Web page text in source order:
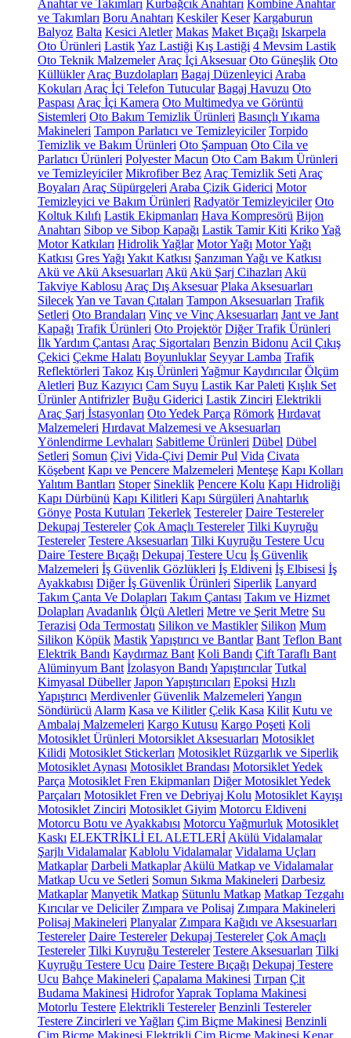
Anahtar ve Takımları Kurbağcık Anahtarı Kombine Anahtar
ve Takımları Boru Anahtarı Keskiler Keser Kargaburun
Balyoz Balta Kesici Aletler Makas Maket Bıçağı Iskarpela
Oto Ürünleri LastikYaz Lastiği Kış Lastiği 4 Mevsim Lastik
Oto Teknik Malzemeler Araç İçi Aksesuar Oto Güneşlik Oto
Küllükler Araç Buzdolapları Bagaj Düzenleyici Araba
Kokuları Araç İçi Telefon Tutucular Bagaj Havuzu Oto
Paspası Araç İçi Kamera Oto Multimedya ve Görüntü
Sistemleri Oto Bakım Temizlik Ürünleri Basınçlı Yıkama
Makineleri Tampon Parlatıcı ve Temizleyiciler Torpido
Temizlik ve Bakım Ürünleri Oto Şampuan Oto Cila ve
Parlatıcı Ürünleri Polyester Macun Oto Cam Bakım Ürünleri
ve Temizleyiciler Mikrofiber Bez Araç Temizlik Seti Araç
Boyaları Araç Süpürgeleri Araba Çizik Giderici Motor
Temizleyici ve Bakım Ürünleri Radyatör Temizleyiciler Oto
Koltuk Kılıfı Lastik Ekipmanları Hava Kompresörü Bijon
Anahtarı Sibop ve Sibop Kapağı Lastik Tamir Kiti KrikoYağ
Motor Katkıları Hidrolik Yağlar Motor Yağı Motor Yağı
Katkısı Gres Yağı Yakıt Katkısı Şanzıman Yağı ve Katkısı
Akü ve Akü Aksesuarları Akü Akü Şarj Cihazları Akü
Takviye Kablosu Araç Dış Aksesuar Plaka Aksesuarları
SilecekYan ve Tavan Çıtaları Tampon Aksesuarları Trafik
Setleri Oto Brandaları Vinç ve Vinç Aksesuarları Jant ve Jant
Kapağı Trafik Ürünleri Oto Projektör Diğer Trafik Ürünleri
İlk Yardım Çantası Araç Sigortaları Benzin Bidonu Acil Çıkış
Çekici Çekme Halatı Boyunluklar Seyyar Lamba Trafik
Reflektörleri Takoz Kış Ürünleri Yağmur Kaydırıcılar Ölçüm
Aletleri Buz Kazıyıcı Cam Suyu Lastik Kar Paleti Kışlık Set
Ürünler Antifrizler Buğu Giderici Lastik Zinciri Elektrikli
Araç Şarj İstasyonları Oto Yedek Parça Römork Hırdavat
Malzemeleri Hırdavat Malzemesi ve Aksesuarları
Yönlendirme Levhaları Sabitleme Ürünleri Dübel Dübel
Setleri Somun Çivi Vida-Çivi Demir Pul Vida Civata
Köşebent Kapı ve Pencere Malzemeleri Menteşe Kapı Kolları
Yalıtım Bantları Stoper Sineklik Pencere Kolu Kapı Hidroliği
Kapı Dürbünü Kapı Kilitleri Kapı Sürgüleri Anahtarlık
Gönye Posta Kutuları Tekerlek Testereler Daire Testereler
Dekupaj Testereler Çok Amaçlı Testereler Tilki Kuyruğu
Testereler Testere Aksesuarları Tilki Kuyruğu Testere Ucu
Daire Testere Bıçağı Dekupaj Testere Ucu İş Güvenlik
Malzemeleri İş Güvenlik Gözlükleri İş Eldiveni İş Elbisesi İş
Ayakkabısı Diğer İş Güvenlik Ürünleri Siperlik Lanyard
Takım Çanta Ve Dolapları Takım Çantası Takım ve Hizmet
Dolapları Avadanlık Ölçü Aletleri Metre ve Şerit Metre Su
Terazisi Oda Termostatı Silikon ve Mastikler Silikon Mum
Silikon Köpük MastikYapıştırıcı ve Bantlar Bant Teflon Bant
Elektrik Bandı Kaydırmaz Bant Koli Bandı Çift Taraflı Bant
Alüminyum Bant İzolasyon Bandı Yapıştırıcılar Tutkal
Kimyasal Dübeller Japon Yapıştırıcıları Epoksi Hızlı
Yapıştırıcı Merdivenler Güvenlik Malzemeleri Yangın
Söndürücü Alarm Kasa ve Kilitler Çelik Kasa Kilit Kutu ve
Ambalaj Malzemeleri Kargo Kutusu Kargo Poşeti Koli
Motosiklet Ürünleri Motorsiklet Aksesuarları Motosiklet
Kilidi Motosiklet Stickerları Motosiklet Rüzgarlık ve Siperlik
Motosiklet Aynası Motosiklet Brandası Motorsiklet Yedek
Parça Motosiklet Fren Ekipmanları Diğer Motosiklet Yedek
Parçaları Motosiklet Fren ve Debriyaj Kolu Motosiklet Kayışı
Motosiklet Zinciri Motosiklet Giyim Motorcu Eldiveni
Motorcu Botu ve Ayakkabısı Motorcu Yağmurluk Motosiklet
Kaskı ELEKTRİKLİ EL ALETLERİ Akülü Vidalamalar
Şarjlı Vidalamalar Kablolu Vidalamalar Vidalama Uçları
Matkaplar Darbeli Matkaplar Akülü Matkap ve Vidalamalar
Matkap Ucu ve Setleri Somun Sıkma Makineleri Darbesiz
Matkaplar Manyetik Matkap Sütunlu Matkap Matkap Tezgahı
Kırıcılar ve Deliciler Zımpara ve Polisaj Zımpara Makineleri
Polisaj Makineleri Planyalar Zımpara Kağıdı ve Aksesuarları
Testereler Daire Testereler Dekupaj Testereler Çok Amaçlı
Testereler Tilki Kuyruğu Testereler Testere Aksesuarları Tilki
Kuyruğu Testere Ucu Daire Testere Bıçağı Dekupaj Testere
Ucu Bahçe Makineleri Çapalama Makinesi Tırpan Çit
Budama Makinesi HidroforYaprak Toplama Makinesi
Motorlu Testere Elektrikli Testereler Benzinli Testereler
Testere Zincirleri ve Yağları Çim Biçme Makinesi Benzinli
Çim Biçme Makinesi Elektrikli Çim Biçme Makinesi Kenar